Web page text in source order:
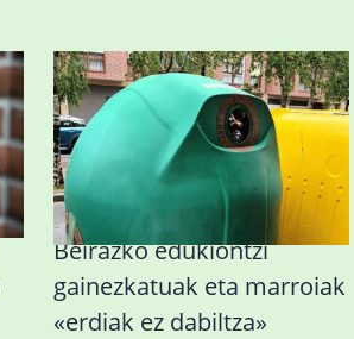
Beirazko edukiontzi
gainezkatuak eta marroiak
«erdiak ez dabiltza»